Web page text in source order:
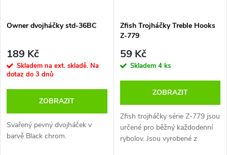
Owner dvojháčky std-36BC
189 Kč
Skladem na ext. skladě. Na
dotaz do 3 dnů
ZOBRAZIT
Svařený pevný dvojháček v
barvě Black chrom.
Zfish Trojháčky Treble Hooks
Z-779
59 Kč
Skladem 4 ks
ZOBRAZIT
Zfish trojháčky série Z-779 jsou
určené pro běžný každodenní
rybolov. Jsou vyrobené z